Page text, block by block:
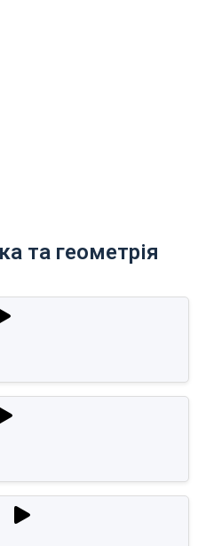
та геометрія